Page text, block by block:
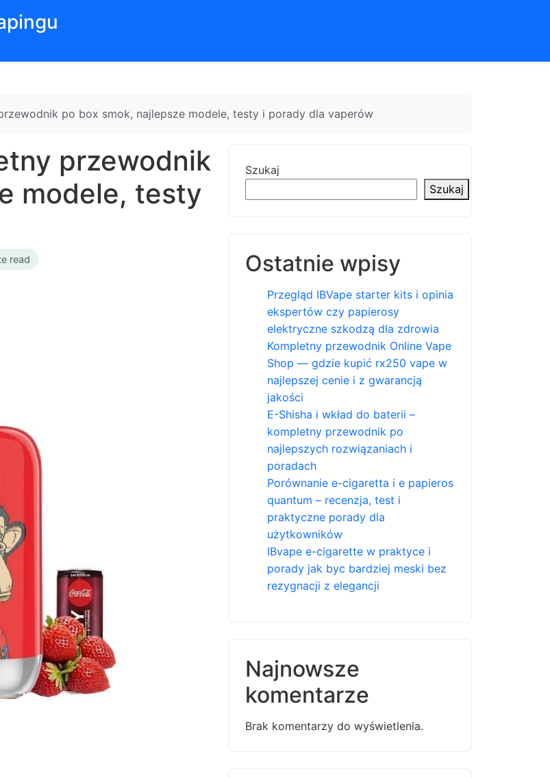
po box smok, najlepsze modele, testy i porady dla vaperów
przewodnik
modele, testy
read
Szukaj
Szukaj
Ostatnie wpisy
Przegląd IBVape starter kits i opinia
ekspertów czy papierosy
elektryczne szkodzą dla zdrowia
Kompletny przewodnik Online Vape
Shop — gdzie kupić rx250 vape w
najlepszej cenie i z gwarancją
jakości
E-Shisha i wkład do baterii –
kompletny przewodnik po
najlepszych rozwiązaniach i
poradach
Porównanie e-cigaretta i e papieros
quantum – recenzja, test i
praktyczne porady dla
użytkowników
IBvape e-cigarette w praktyce i
porady jak byc bardziej meski bez
rezygnacji z elegancji
Najnowsze
komentarze
Brak komentarzy do wyświetlenia.